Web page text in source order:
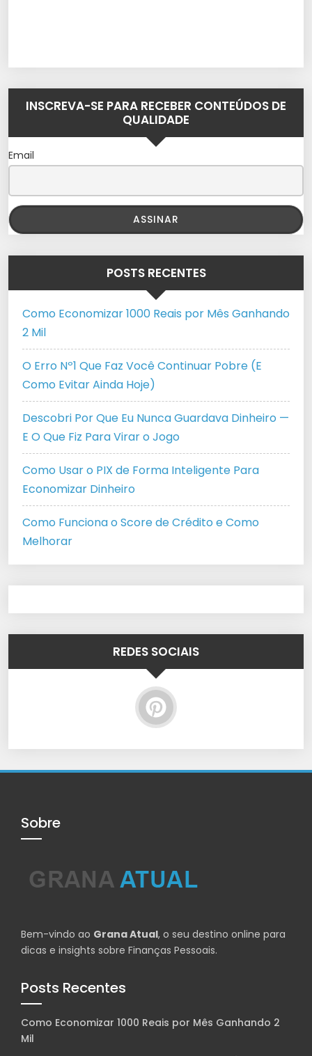
INSCREVA-SE PARA RECEBER CONTEÚDOS DE
QUALIDADE
Email
POSTS RECENTES
Como Economizar 1000 Reais por Mês Ganhando
2 Mil
O Erro Nº1 Que Faz Você Continuar Pobre (E
Como Evitar Ainda Hoje)
Descobri Por Que Eu Nunca Guardava Dinheiro —
E O Que Fiz Para Virar o Jogo
Como Usar o PIX de Forma Inteligente Para
Economizar Dinheiro
Como Funciona o Score de Crédito e Como
Melhorar
REDES SOCIAIS
Sobre
Bem-vindo ao Grana Atual, o seu destino online para
dicas e insights sobre Finanças Pessoais.
Posts Recentes
Como Economizar 1000 Reais por Mês Ganhando 2
Mil